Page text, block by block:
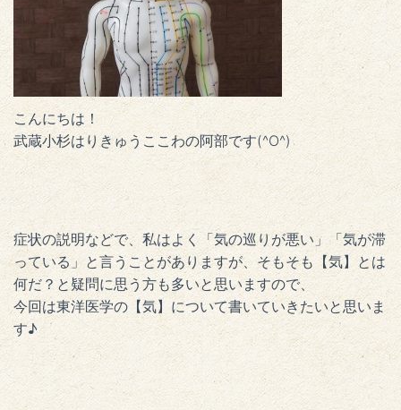
こんにちは！
武蔵小杉はりきゅうここわの阿部です(^O^)
症状の説明などで、私はよく「気の巡りが悪い」「気が滞
っている」と言うことがありますが、そもそも【気】とは
何だ？と疑問に思う方も多いと思いますので、
今回は東洋医学の【気】について書いていきたいと思いま
す♪